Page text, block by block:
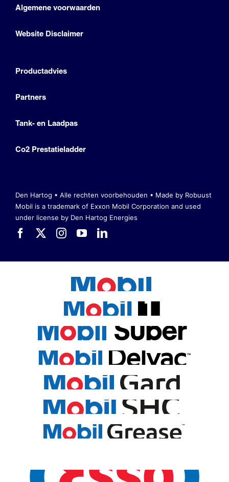
Algemene voorwaarden
Website Disclaimer
Productadvies
Partners
Tank- en Laadpas
Co2 Prestatieladder
Den Hartog • Alle rechten voorbehouden • Made by Robuust
Mobil is a trademark of Exxon Mobil Corporation and used
under license by Den Hartog Energies